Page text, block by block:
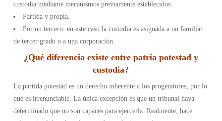
custodia mediante mecanismos previamente establecidos.
Partida y propia.
Por un tercero: en este caso la custodia es asignada a un familiar
de tercer grado o a una corporación.
¿Qué diferencia existe entre patria potestad y
custodia?
La partida potestad es un derecho inherente a los progenitores, por lo
que es irrenunciable. La única excepción es que un tribunal haya
determinado que no son capaces para ejercerla. Realmente, hace